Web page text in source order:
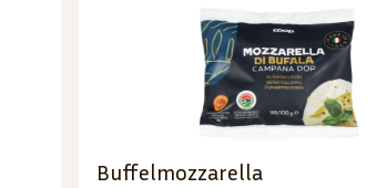
Buffelmozzarella